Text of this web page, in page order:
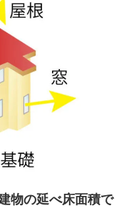
物の延べ床面積で